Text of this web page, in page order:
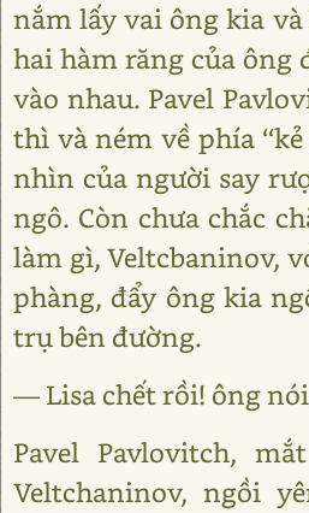
nắm lấy vai ông kia
hai hàm răng của ông
vào nhau. Pavel
thì và ném về phía
nhìn của người say
ngô. Còn chưa chắc
làm gì, Veltcbaninov,
phàng, đẩy ông kia
trụ bên đường.
— Lisa chết rồi! ông
Pavel Pavlovitch,
Veltchaninov, ngồi